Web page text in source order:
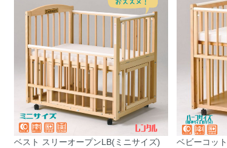
ベスト スリーオープンLB(ミニサイズ)
ベビーコッ